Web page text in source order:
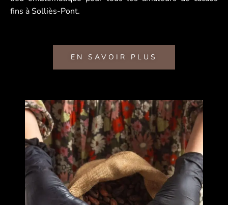
fins à Solliès-Pont.
EN SAVOIR PLUS